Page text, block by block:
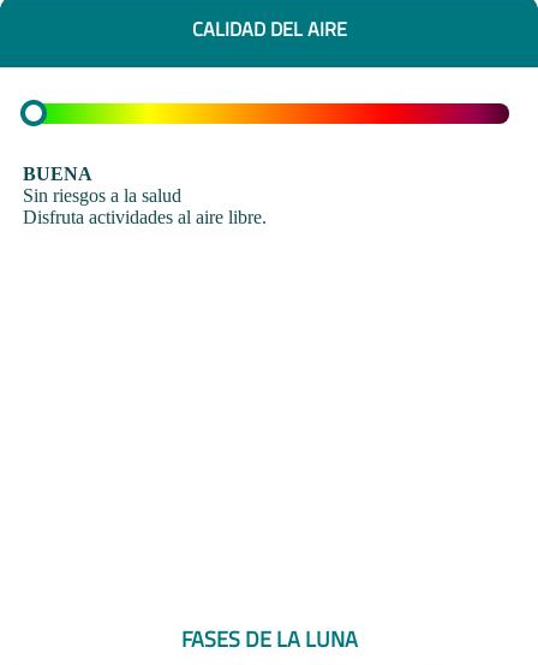
CALIDAD DEL AIRE
BUENA
Sin riesgos a la salud
Disfruta actividades al aire libre.
FASES DE LA LUNA